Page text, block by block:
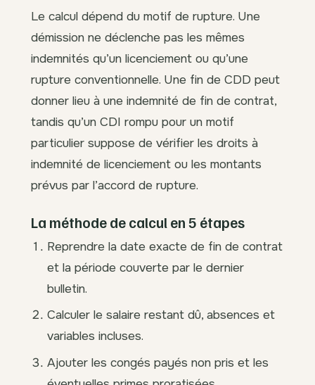
Le calcul dépend du motif de rupture. Une
démission ne déclenche pas les mêmes
indemnités qu’un licenciement ou qu’une
rupture conventionnelle. Une fin de CDD peut
donner lieu à une indemnité de fin de contrat,
tandis qu’un CDI rompu pour un motif
particulier suppose de vérifier les droits à
indemnité de licenciement ou les montants
prévus par l’accord de rupture.
La méthode de calcul en 5 étapes
Reprendre la date exacte de fin de contrat
et la période couverte par le dernier
bulletin.
Calculer le salaire restant dû, absences et
variables incluses.
Ajouter les congés payés non pris et les